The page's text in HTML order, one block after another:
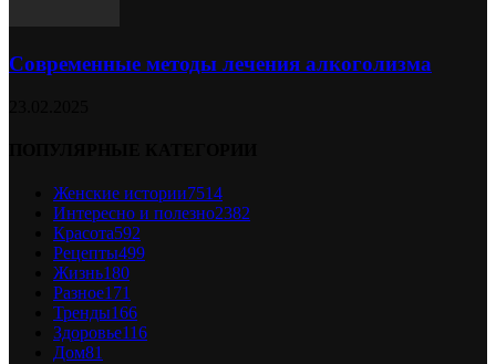
Современные методы лечения алкоголизма
Женские истории7514
Интересно и полезно2382
Красота592
Рецепты499
Жизнь180
Разное171
Тренды166
Здоровье116
Дом81